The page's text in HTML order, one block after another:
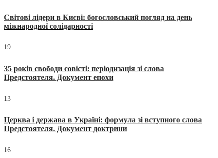
Світові лідери в Києві: богословський погляд на день
міжнародної солідарності
19
35 років свободи совісті: періодизація зі слова
Предстоятеля. Документ епохи
13
Церква і держава в Україні: формула зі вступного слова
Предстоятеля. Документ доктрини
16